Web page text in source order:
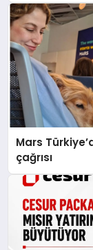
Mars
çağrısı